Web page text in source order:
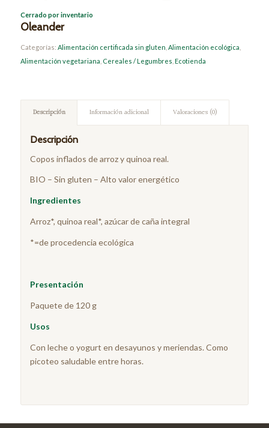
Cerrado por inventario
Oleander
Categorías: Alimentación certificada sin gluten Alimentación ecológica
Alimentación vegetariana Cereales / Legumbres Ecotienda
Descripción Información adicional Valoraciones (0)
Descripción
Copos inflados de arroz y quinoa real.
BIO – Sin gluten – Alto valor energético
Ingredientes
Arroz*, quinoa real*, azúcar de caña integral
*=de procedencia ecológica
Presentación
Paquete de 120 g
Usos
Con leche o yogurt en desayunos y meriendas. Como
picoteo saludable entre horas.